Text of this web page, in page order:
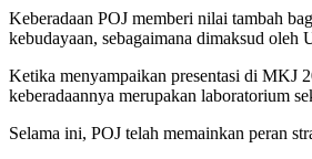
Keberadaan POJ memberi nilai tambah
kebudayaan, sebagaimana dimaksud
Ketika menyampaikan presentasi di MKJ
keberadaannya merupakan laboratorium
Selama ini, POJ telah memainkan peran